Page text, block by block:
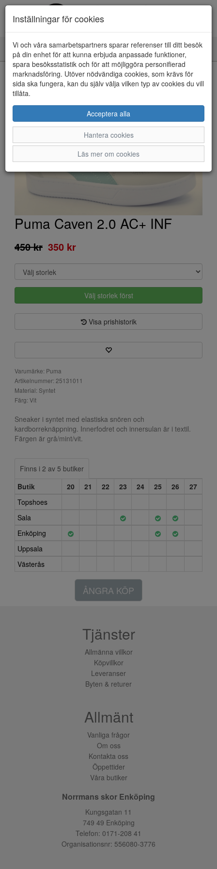
Toggle
navigation
HEM
Puma Caven 2.0 AC+ INF
450 kr 350 kr
Välj storlek först
Visa prishistorik
Varumärke: Puma
Artikelnummer: 25131011
Material: Syntet
Färg: Vit
Sneaker i syntet med elastiska snören och
kardborreknäppning. Innerfodret och innersulan är i textil.
Färgen är grå/mint/vit.
Finns i 2 av 5 butiker
Butik
20 21 22 23 24 25 26
27
Topshoes
Sala
Enköping
Uppsala
Västerås
ÅNGRA KÖP
Inställningar för cookies
Vi och våra samarbetspartners sparar referenser till ditt besök
på din enhet för att kunna erbjuda anpassade funktioner,
spara besöksstatistik och för att möjliggöra personifierad
marknadsföring. Utöver nödvändiga cookies, som krävs för
sida ska fungera, kan du själv välja vilken typ av cookies du vill
tillåta.
Acceptera alla
Hantera cookies
Läs mer om cookies
Tjänster
Allmänna villkor
Köpvillkor
Leveranser
Byten & returer
Allmänt
Vanliga frågor
Om oss
Kontakta oss
Öppettider
Våra butiker
Norrmans skor Enköping
Kungsgatan 11
749 49 Enköping
Telefon: 0171-208 41
Organisationsnr: 556080-3776